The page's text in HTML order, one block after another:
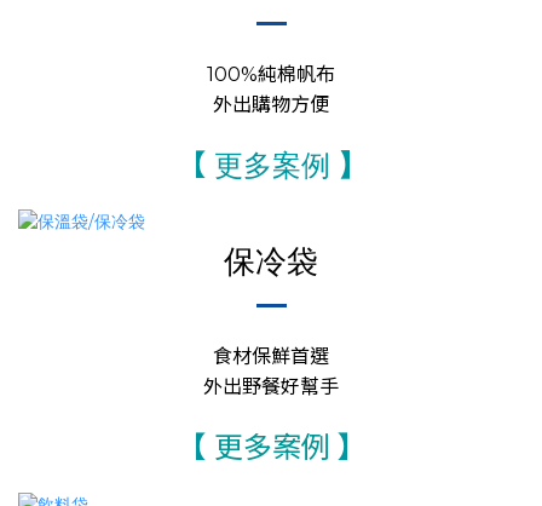
100%純棉帆布
外出購物方便
【 更多案例 】
保冷袋
食材保鮮首選
外出野餐好幫手
【 更多案例 】